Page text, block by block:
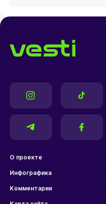
О проекте
Инфографика
Комментарии